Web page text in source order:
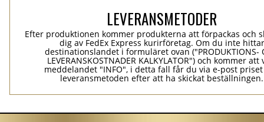
LEVERANSMETODER
Efter produktionen kommer produkterna att förpackas och
dig av FedEx Express kurirföretag. Om du inte hittar
destinationslandet i formuläret ovan ("PRODUKTIONS-
LEVERANSKOSTNADER KALKYLATOR") och kommer att
meddelandet "INFO", i detta fall får du via e-post
leveransmetoden efter att ha skickat beställningen.